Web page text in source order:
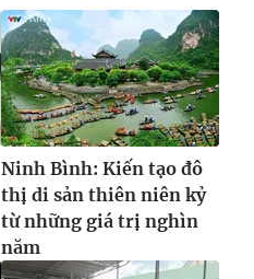
Ninh Bình: Kiến tạo đô
thị di sản thiên niên kỷ
từ những giá trị nghìn
năm